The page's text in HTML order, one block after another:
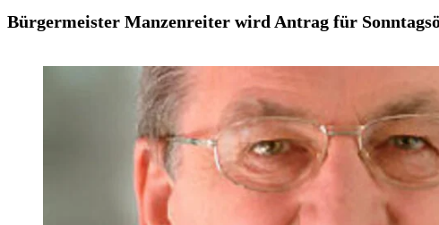
Bürgermeister Manzenreiter wird Antrag für